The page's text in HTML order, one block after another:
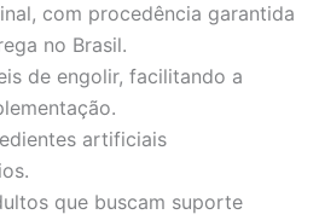
com procedência garantida
no Brasil.
de engolir, facilitando a
artificiais
que buscam suporte